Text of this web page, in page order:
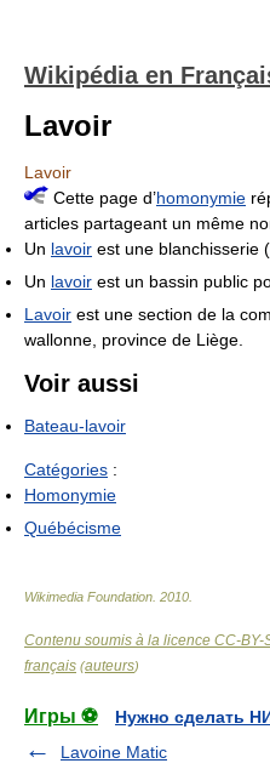
Wikipédia en
Lavoir
Lavoir
Cette page d’homonymie
articles partageant un même
Un lavoir est une blanchisserie (
Un lavoir est un bassin public
Lavoir est une section de la
wallonne, province de Liège.
Voir aussi
Bateau-lavoir
Catégories :
Homonymie
Québécisme
Wikimedia Foundation 2010
Contenu soumis à la licence CC-BY-
français (auteurs)
Игры ⚽
Нужно сделать
Lavoine Matic